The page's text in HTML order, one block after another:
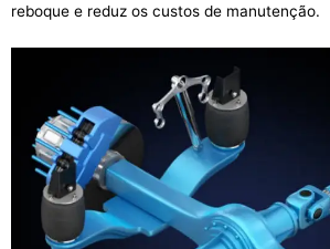
reboque e reduz os custos de manutenção.